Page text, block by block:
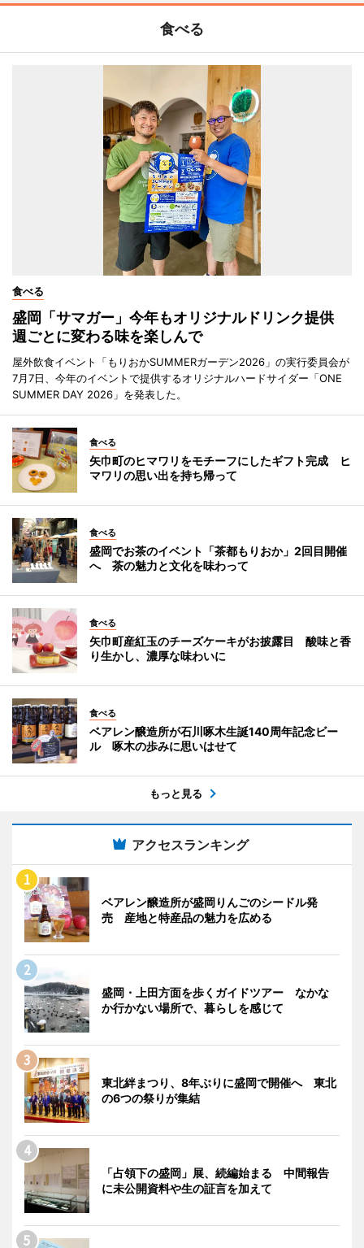
食べる
食べる
盛岡「サマガー」今年もオリジナルドリンク提供
週ごとに変わる味を楽しんで
屋外飲食イベント「もりおかSUMMERガーデン2026」の実行委員会が
7月7日、今年のイベントで提供するオリジナルハードサイダー「ONE
SUMMER DAY 2026」を発表した。
食べる
矢巾町のヒマワリをモチーフにしたギフト完成 ヒ
マワリの思い出を持ち帰って
食べる
盛岡でお茶のイベント「茶都もりおか」2回目開催
へ 茶の魅力と文化を味わって
食べる
矢巾町産紅玉のチーズケーキがお披露目 酸味と香
り生かし、濃厚な味わいに
食べる
ベアレン醸造所が石川啄木生誕140周年記念ビー
ル 啄木の歩みに思いはせて
もっと見る
アクセスランキング
ベアレン醸造所が盛岡りんごのシードル発
売 産地と特産品の魅力を広める
盛岡・上田方面を歩くガイドツアー なかな
か行かない場所で、暮らしを感じて
東北絆まつり、8年ぶりに盛岡で開催へ 東北
の6つの祭りが集結
「占領下の盛岡」展、続編始まる 中間報告
に未公開資料や生の証言を加えて